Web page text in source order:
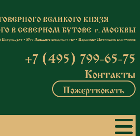
+7 (495) 799-65-75
Контакты
Пожертвовать